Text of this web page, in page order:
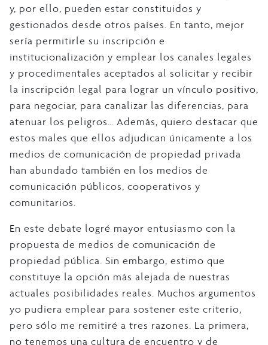
y, por ello, pueden estar constituidos y
gestionados desde otros países. En tanto, mejor
sería permitirle su inscripción e
institucionalización y emplear los canales legales
y procedimentales aceptados al solicitar y recibir
la inscripción legal para lograr un vínculo positivo,
para negociar, para canalizar las diferencias, para
atenuar los peligros… Además, quiero destacar que
estos males que ellos adjudican únicamente a los
medios de comunicación de propiedad privada
han abundado también en los medios de
comunicación públicos, cooperativos y
comunitarios.
En este debate logré mayor entusiasmo con la
propuesta de medios de comunicación de
propiedad pública. Sin embargo, estimo que
constituye la opción más alejada de nuestras
actuales posibilidades reales. Muchos argumentos
yo pudiera emplear para sostener este criterio,
pero sólo me remitiré a tres razones. La primera,
no tenemos una cultura de encuentro y de